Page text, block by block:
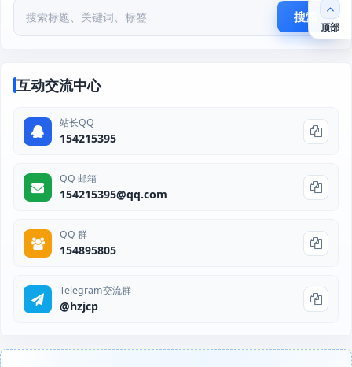
搜索
互动交流中心
站长QQ
154215395
QQ 邮箱
154215395@qq.com
QQ 群
154895805
Telegram交流群
@hzjcp
顶部